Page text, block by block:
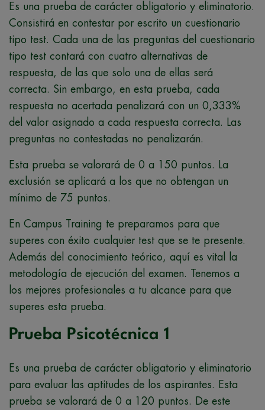
Es una prueba de carácter obligatorio y eliminatorio.
Consistirá en contestar por escrito un cuestionario
tipo test. Cada una de las preguntas del cuestionario
tipo test contará con cuatro alternativas de
respuesta, de las que solo una de ellas será
correcta. Sin embargo, en esta prueba, cada
respuesta no acertada penalizará con un 0,333%
del valor asignado a cada respuesta correcta. Las
preguntas no contestadas no penalizarán.
Esta prueba se valorará de 0 a 150 puntos. La
exclusión se aplicará a los que no obtengan un
mínimo de 75 puntos.
En Campus Training te preparamos para que
superes con éxito cualquier test que se te presente.
Además del conocimiento teórico, aquí es vital la
metodología de ejecución del examen. Tenemos a
los mejores profesionales a tu alcance para que
superes esta prueba.
Prueba Psicotécnica 1
Es una prueba de carácter obligatorio y eliminatorio
para evaluar las aptitudes de los aspirantes. Esta
prueba se valorará de 0 a 120 puntos. De este